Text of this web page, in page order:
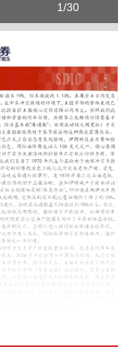
1/30